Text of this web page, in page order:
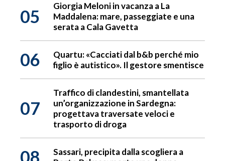
05
Giorgia Meloni in vacanza a La
Maddalena: mare, passeggiate e una
serata a Cala Gavetta
06
Quartu: «Cacciati dal b&b perché mio
figlio è autistico». Il gestore smentisce
07
Traffico di clandestini, smantellata
un’organizzazione in Sardegna:
progettava traversate veloci e
trasporto di droga
08
Sassari, precipita dalla scogliera a